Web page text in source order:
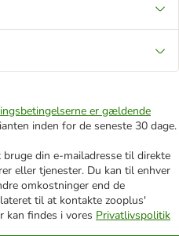
er gældende
inden for de seneste 30 dage.
din e-mailadresse til direkte
eller tjenester. Du kan til enhver
omkostninger end de
til at kontakte zooplus'
kan findes i vores Privatlivspolitik